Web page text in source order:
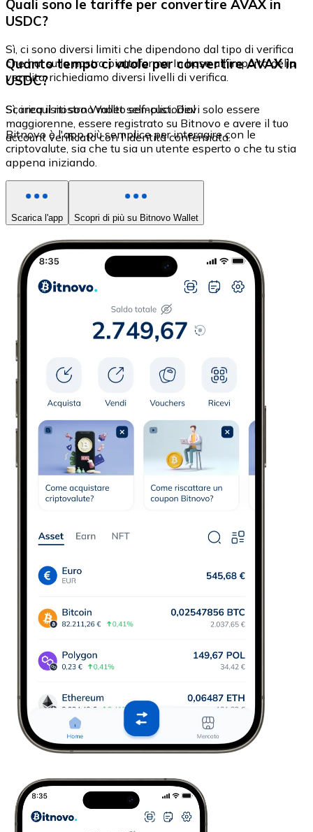
Quali sono le tariffe per convertire AVAX in
USDC?
Sì, ci sono diversi limiti che dipendono dal tipo di verifica
che hai sulla nostra piattaforma. In base all'importo della
vendita, richiediamo diversi livelli di verifica.
Quanto tempo ci vuole per convertire AVAX in
USDC?
Sì, i requisiti sono molto semplici. Devi solo essere
maggiorenne, essere registrato su Bitnovo e avere il tuo
account verificato con l'identità confermata.
Scarica il nostro Wallet self-custodial
Bitnovo è l'app più semplice per interagire con le
criptovalute, sia che tu sia un utente esperto o che tu stia
appena iniziando.
Scarica l'app Scopri di più su Bitnovo Wallet